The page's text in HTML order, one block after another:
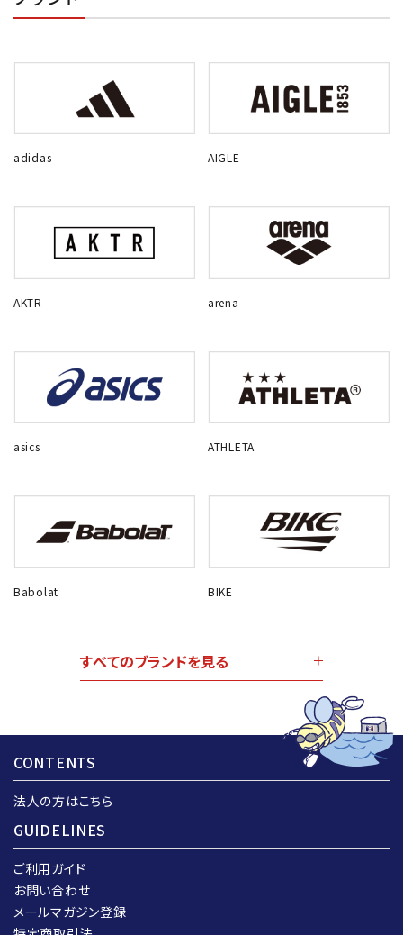
adidas AIGLE
AKTR arena
asics ATHLETA
Babolat BIKE
すべてのブランドを見る
CONTENTS
法人の方はこちら
GUIDELINES
ご利用ガイド
お問い合わせ
メールマガジン登録